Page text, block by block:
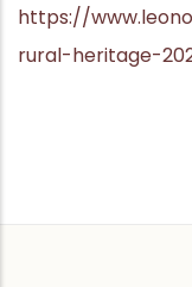
https://
rural-heritage-